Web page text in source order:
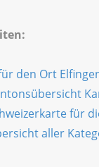
den Ort
für
aller